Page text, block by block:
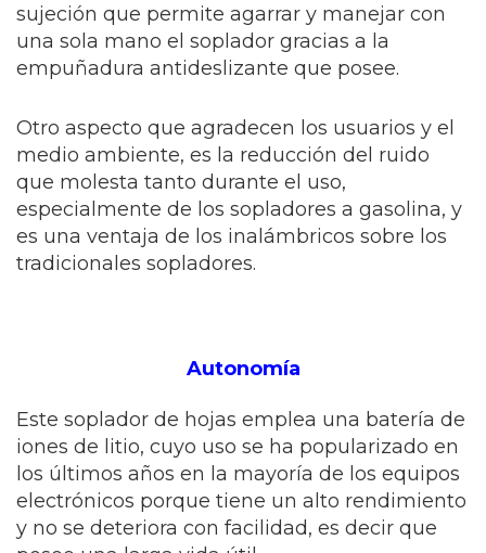
sujeción que permite agarrar y manejar con
una sola mano el soplador gracias a la
empuñadura antideslizante que posee.
Otro aspecto que agradecen los usuarios y el
medio ambiente, es la reducción del ruido
que molesta tanto durante el uso,
especialmente de los sopladores a gasolina, y
es una ventaja de los inalámbricos sobre los
tradicionales sopladores.
Autonomía
Este soplador de hojas emplea una batería de
iones de litio, cuyo uso se ha popularizado en
los últimos años en la mayoría de los equipos
electrónicos porque tiene un alto rendimiento
y no se deteriora con facilidad, es decir que